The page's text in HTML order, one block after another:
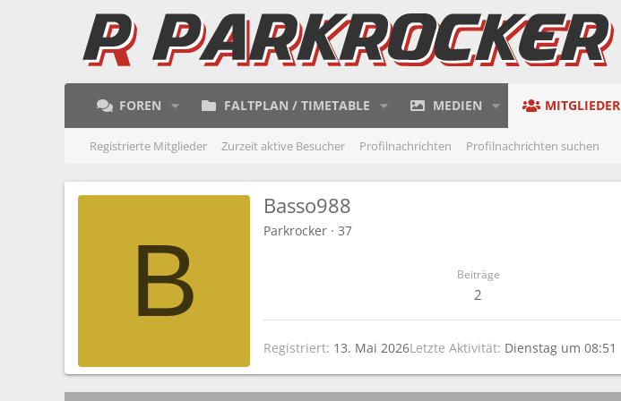
FOREN FALTPLAN / TIMETABLE MEDIEN MITGLIEDER
Registrierte Mitglieder Zurzeit aktive Besucher Profilnachrichten Profilnachrichten suchen
B
Basso988
Parkrocker · 37
Beiträge
2
Registriert 13. Mai 2026Letzte Aktivität Dienstag um 08:51